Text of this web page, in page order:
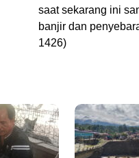
saat sekarang ini
banjir dan
1426)